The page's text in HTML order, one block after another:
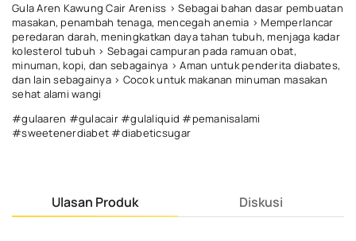
Gula Aren Kawung Cair Areniss > Sebagai bahan dasar pembuatan
masakan, penambah tenaga, mencegah anemia > Memperlancar
peredaran darah, meningkatkan daya tahan tubuh, menjaga kadar
kolesterol tubuh > Sebagai campuran pada ramuan obat,
minuman, kopi, dan sebagainya > Aman untuk penderita diabates,
dan lain sebagainya > Cocok untuk makanan minuman masakan
sehat alami wangi
#gulaaren #gulacair #gulaliquid #pemanisalami
#sweetenerdiabet #diabeticsugar
Ulasan Produk Diskusi